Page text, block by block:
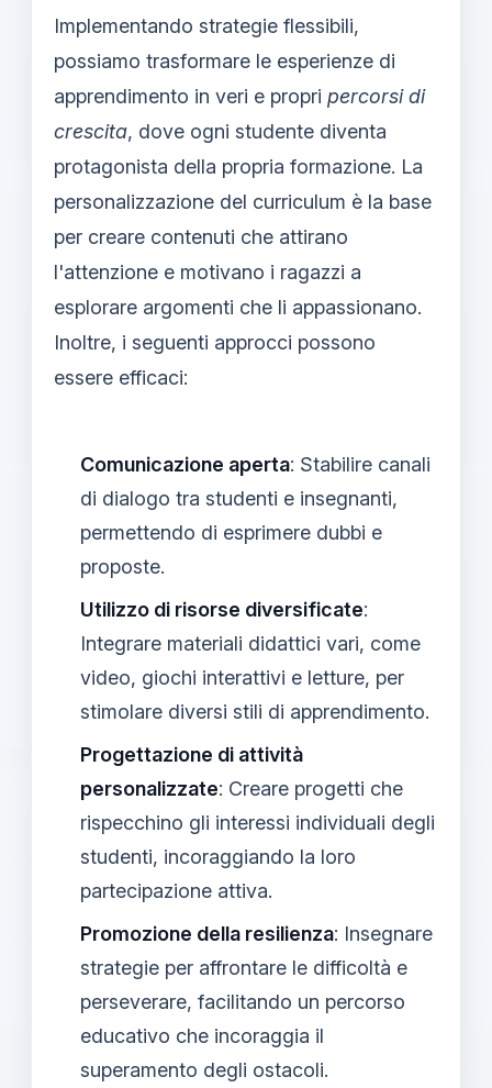
Implementando strategie flessibili,
possiamo trasformare le esperienze di
apprendimento in veri e propri percorsi di
crescita, dove ogni studente diventa
protagonista della propria formazione. La
personalizzazione del curriculum è la base
per creare contenuti che attirano
l'attenzione e motivano i ragazzi a
esplorare argomenti che li appassionano.
Inoltre, i seguenti approcci possono
essere efficaci:
Comunicazione aperta: Stabilire canali
di dialogo tra studenti e insegnanti,
permettendo di esprimere dubbi e
proposte.
Utilizzo di risorse diversificate:
Integrare materiali didattici vari, come
video, giochi interattivi e letture, per
stimolare diversi stili di apprendimento.
Progettazione di attività
personalizzate: Creare progetti che
rispecchino gli interessi individuali degli
studenti, incoraggiando la loro
partecipazione attiva.
Promozione della resilienza: Insegnare
strategie per affrontare le difficoltà e
perseverare, facilitando un percorso
educativo che incoraggia il
superamento degli ostacoli.